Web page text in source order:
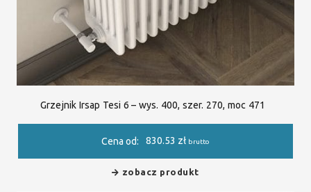
Grzejnik Irsap Tesi 6 – wys. 400, szer. 270, moc 471
Cena od: 830.53 zł brutto
zobacz produkt